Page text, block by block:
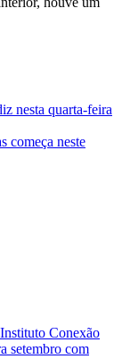
nesta quarta-feira
começa neste
Conexão
setembro com